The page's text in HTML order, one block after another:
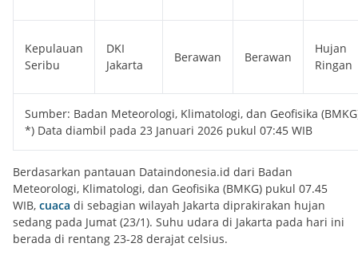
Kepulauan
Seribu
DKI
Jakarta
Berawan Berawan
Hujan
Ringan
Sumber: Badan Meteorologi, Klimatologi, dan Geofisika
*) Data diambil pada 23 Januari 2026 pukul 07:45 WIB
Berdasarkan pantauan Dataindonesia.id dari Badan
Meteorologi, Klimatologi, dan Geofisika (BMKG) pukul 07.45
WIB, cuaca di sebagian wilayah Jakarta diprakirakan hujan
sedang pada Jumat (23/1). Suhu udara di Jakarta pada hari ini
berada di rentang 23-28 derajat celsius.